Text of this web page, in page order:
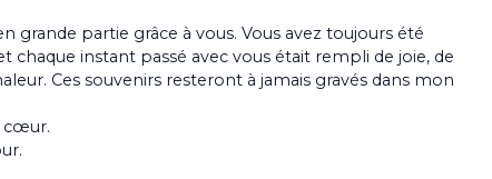
grande partie grâce à vous. Vous avez toujours été
instant passé avec vous était rempli de joie, de
Ces souvenirs resteront à jamais gravés dans mon
cœur.